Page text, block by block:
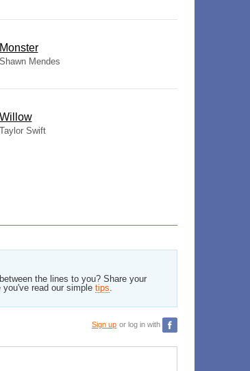
Monster
Shawn Mendes
Willow
Taylor Swift
the lines to you? Share your
read our simple tips.
Sign up or log in with